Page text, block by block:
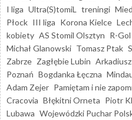
I liga Ultra(S)tomiL treningi
Płock III liga Korona Kielce
kobiety AS Stomil Olsztyn R-Gol
Michał Glanowski Tomasz Ptak
Zabrze Zagłębie Lubin
Poznań Bogdanka Łęczna
Adam Zejer Pamiętam i nie
Cracovia Błękitni Orneta Piotr
Lubawa Wojewódzki Puchar